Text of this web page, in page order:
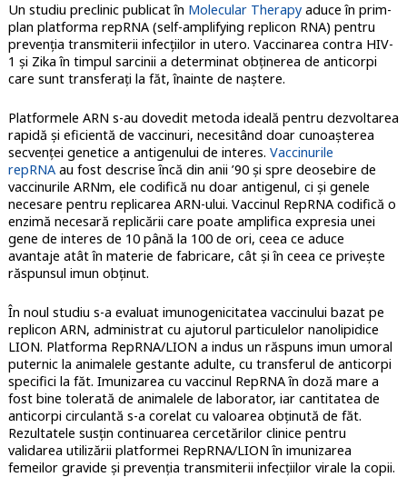
Un studiu preclinic publicat în Molecular Therapyaduce în prim-
plan platforma repRNA (self-amplifying replicon RNA) pentru
prevenția transmiterii infecțiilor in utero. Vaccinarea contra HIV-
1 și Zika în timpul sarcinii a determinat obținerea de anticorpi
care sunt transferați la făt, înainte de naștere.
Platformele ARN s-au dovedit metoda ideală pentru dezvoltarea
rapidă și eficientă de vaccinuri, necesitând doar cunoașterea
secvenței genetice a antigenului de interes. Vaccinurile
repRNAau fost descrise încă din anii ’90 și spre deosebire de
vaccinurile ARNm, ele codifică nu doar antigenul, ci și genele
necesare pentru replicarea ARN-ului. Vaccinul RepRNA codifică o
enzimă necesară replicării care poate amplifica expresia unei
gene de interes de 10 până la 100 de ori, ceea ce aduce
avantaje atât în materie de fabricare, cât și în ceea ce privește
răspunsul imun obținut.
În noul studiu s-a evaluat imunogenicitatea vaccinului bazat pe
replicon ARN, administrat cu ajutorul particulelor nanolipidice
LION. Platforma RepRNA/LION a indus un răspuns imun umoral
puternic la animalele gestante adulte, cu transferul de anticorpi
specifici la făt. Imunizarea cu vaccinul RepRNA în doză mare a
fost bine tolerată de animalele de laborator, iar cantitatea de
anticorpi circulantă s-a corelat cu valoarea obținută de făt.
Rezultatele susțin continuarea cercetărilor clinice pentru
validarea utilizării platformei RepRNA/LION în imunizarea
femeilor gravide și prevenția transmiterii infecțiilor virale la copii.